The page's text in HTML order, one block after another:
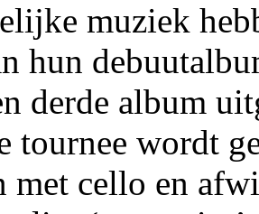
muziek
hun
derde album
tournee wordt
met cello en